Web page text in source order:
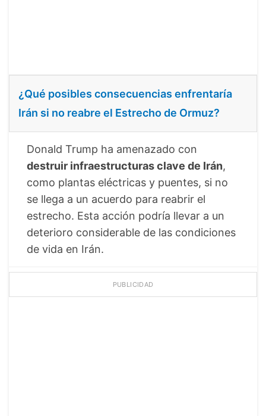
¿Qué posibles consecuencias enfrentaría
Irán si no reabre el Estrecho de Ormuz?
Donald Trump ha amenazado con
destruir infraestructuras clave de Irán,
como plantas eléctricas y puentes, si no
se llega a un acuerdo para reabrir el
estrecho. Esta acción podría llevar a un
deterioro considerable de las condiciones
de vida en Irán.
PUBLICIDAD